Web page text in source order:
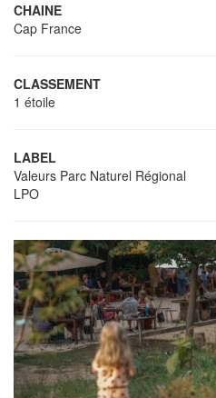
CHAINE
Cap France
CLASSEMENT
1 étoile
LABEL
Valeurs Parc Naturel Régional
LPO